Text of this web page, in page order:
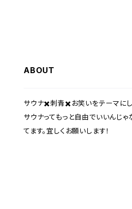
ABOUT
サウナ✖️刺青✖️お笑いをテーマにし
サウナってもっと自由でいいんじ
てます。宜しくお願いします！